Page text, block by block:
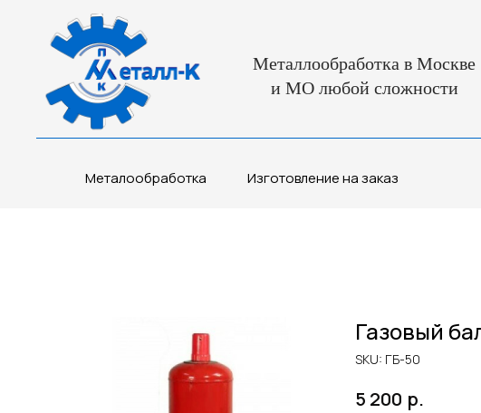
Металлообработка в Москве
и МО любой сложности
Изготовление на заказ
Металообработка
Газовый
SKU: ГБ-50
5 200 р.